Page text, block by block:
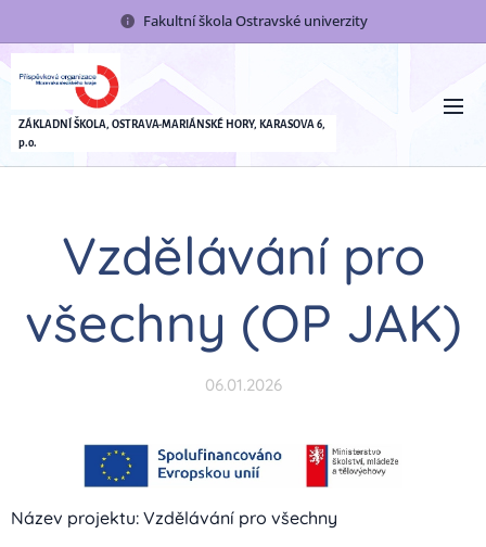
Fakultní škola Ostravské univerzity
ZÁKLADNÍ ŠKOLA, OSTRAVA-MARIÁNSKÉ HORY, KARASOVA 6,
p.o.
Vzdělávání pro
všechny (OP JAK)
06.01.2026
Název projektu: Vzdělávání pro všechny